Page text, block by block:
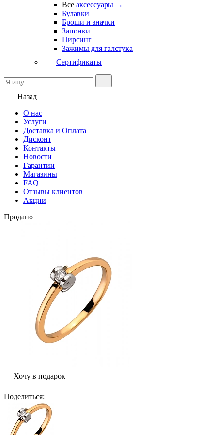
Все аксессуары →
Булавки
Броши и значки
Запонки
Пирсинг
Зажимы для галстука
Сертификаты
Назад
О нас
Услуги
Доставка и Оплата
Дисконт
Контакты
Новости
Гарантии
Магазины
FAQ
Отзывы клиентов
Акции
Продано
Хочу в подарок
Поделиться: